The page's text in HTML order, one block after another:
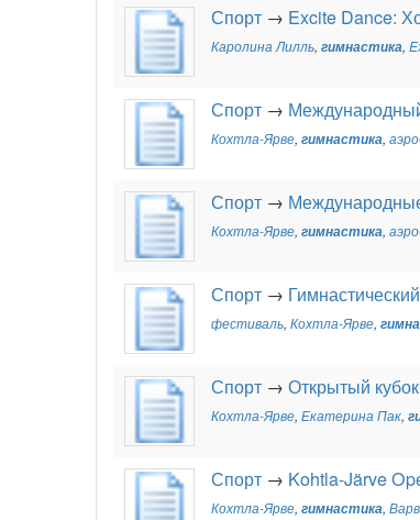
Спорт → Excite Dance:
Каролина Лилль, гимнастика,
Спорт →
Кохтла-Ярве, гимнастика,
Спорт →
Кохтла-Ярве, гимнастика,
Спорт →
фестиваль, Кохтла-Ярве,
Спорт → Открытый
Кохтла-Ярве, Екатерина Пак,
Спорт → Kohtla-Järve
Кохтла-Ярве, гимнастика,